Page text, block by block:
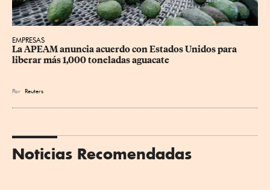
EMPRESAS
La APEAM anuncia acuerdo con Estados Unidos para
liberar más 1,000 toneladas aguacate
Por Reuters
Noticias Recomendadas